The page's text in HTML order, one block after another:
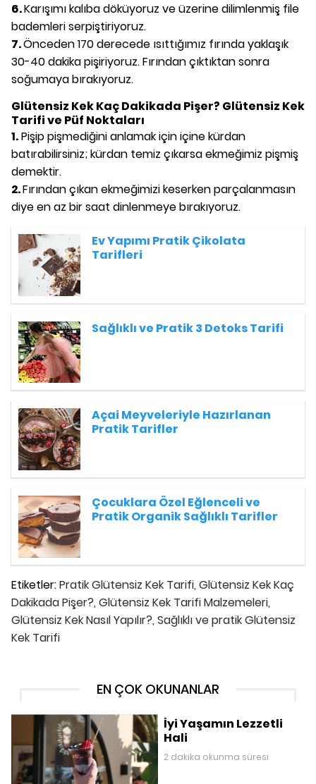
6.Karışımı kalıba döküyoruz ve üzerine dilimlenmiş file
bademleri serpiştiriyoruz.
7.Önceden 170 derecede ısıttığımız fırında yaklaşık
30-40 dakika pişiriyoruz. Fırından çıktıktan sonra
soğumaya bırakıyoruz.
Glütensiz Kek Kaç Dakikada Pişer? Glütensiz Kek
Tarifi ve Püf Noktaları
1.Pişip pişmediğini anlamak için içine kürdan
batırabilirsiniz; kürdan temiz çıkarsa ekmeğimiz pişmiş
demektir.
2.Fırından çıkan ekmeğimizi keserken parçalanmasın
diye en az bir saat dinlenmeye bırakıyoruz.
Ev Yapımı Pratik Çikolata
Tarifleri
Sağlıklı ve Pratik 3 Detoks Tarifi
Açai Meyveleriyle Hazırlanan
Pratik Tarifler
Çocuklara Özel Eğlenceli ve
Pratik Organik Sağlıklı Tarifler
Etiketler:Pratik Glütensiz Kek Tarifi, Glütensiz Kek Kaç
Dakikada Pişer?, Glütensiz Kek Tarifi Malzemeleri,
Glütensiz Kek Nasıl Yapılır?, Sağlıklı ve pratik Glütensiz
Kek Tarifi
EN ÇOK OKUNANLAR
İyi Yaşamın Lezzetli
Hali
2 dakika okunma süresi